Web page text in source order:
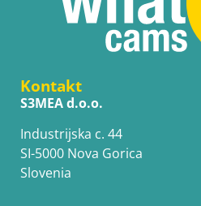
Kontakt
S3MEA d.o.o.
Industrijska c. 44
SI-5000 Nova Gorica
Slovenia